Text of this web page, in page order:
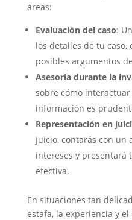
áreas:
Evaluación del caso:
los detalles de tu caso,
posibles argumentos
Asesoría durante la
sobre cómo
información es
Representación en
juicio, contarás con un
intereses y presentará
efectiva.
En situaciones tan
estafa, la experiencia y